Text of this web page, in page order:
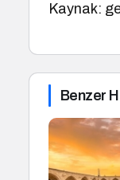
Kaynak:
Benzer